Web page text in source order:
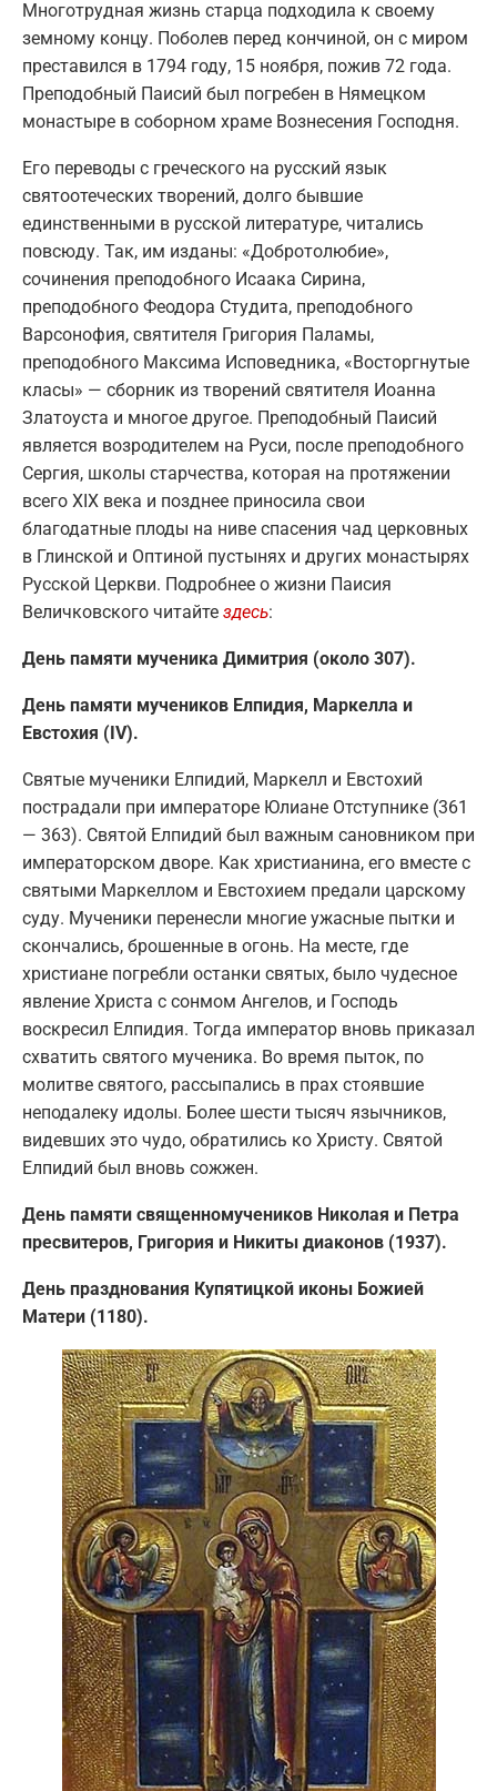
Многотрудная жизнь старца подходила к своему
земному концу. Поболев перед кончиной, он с миром
преставился в 1794 году, 15 ноября, пожив 72 года.
Преподобный Паисий был погребен в Нямецком
монастыре в соборном храме Вознесения Господня.
Его переводы с греческого на русский язык
святоотеческих творений, долго бывшие
единственными в русской литературе, читались
повсюду. Так, им изданы: «Добротолюбие»,
сочинения преподобного Исаака Сирина,
преподобного Феодора Студита, преподобного
Варсонофия, святителя Григория Паламы,
преподобного Максима Исповедника, «Восторгнутые
класы» — сборник из творений святителя Иоанна
Златоуста и многое другое. Преподобный Паисий
является возродителем на Руси, после преподобного
Сергия, школы старчества, которая на протяжении
всего XIX века и позднее приносила свои
благодатные плоды на ниве спасения чад церковных
в Глинской и Оптиной пустынях и других монастырях
Русской Церкви. Подробнее о жизни Паисия
Величковского читайте здесь:
День памяти мученика Димитрия (около 307).
День памяти мучеников Елпидия, Маркелла и
Евстохия (IV).
Святые мученики Елпидий, Маркелл и Евстохий
пострадали при императоре Юлиане Отступнике (361
— 363). Святой Елпидий был важным сановником при
императорском дворе. Как христианина, его вместе с
святыми Маркеллом и Евстохием предали царскому
суду. Мученики перенесли многие ужасные пытки и
скончались, брошенные в огонь. На месте, где
христиане погребли останки святых, было чудесное
явление Христа с сонмом Ангелов, и Господь
воскресил Елпидия. Тогда император вновь приказал
схватить святого мученика. Во время пыток, по
молитве святого, рассыпались в прах стоявшие
неподалеку идолы. Более шести тысяч язычников,
видевших это чудо, обратились ко Христу. Святой
Елпидий был вновь сожжен.
День памяти священномучеников Николая и Петра
пресвитеров, Григория и Никиты диаконов (1937).
День празднования Купятицкой иконы Божией
Матери (1180).